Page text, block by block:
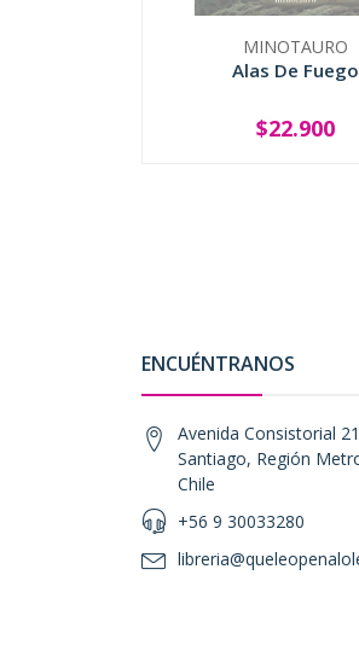
MINOTAURO
Alas De Fuego
SOLD OUT
$22.900
ENCUÉNTRANOS
Avenida Consistorial
Santiago, Región
Chile
+56 9 30033280